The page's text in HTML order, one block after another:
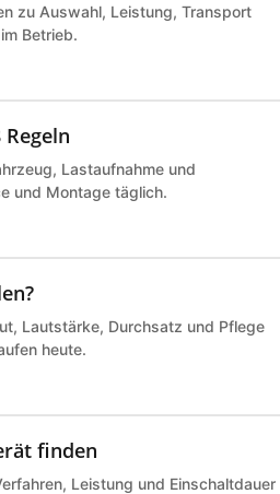
zu Auswahl, Leistung, Transport
Betrieb.
Lastaufnahme und
und Montage täglich.
Lautstärke, Durchsatz und Pflege
heute.
finden
Leistung und Einschaltdauer